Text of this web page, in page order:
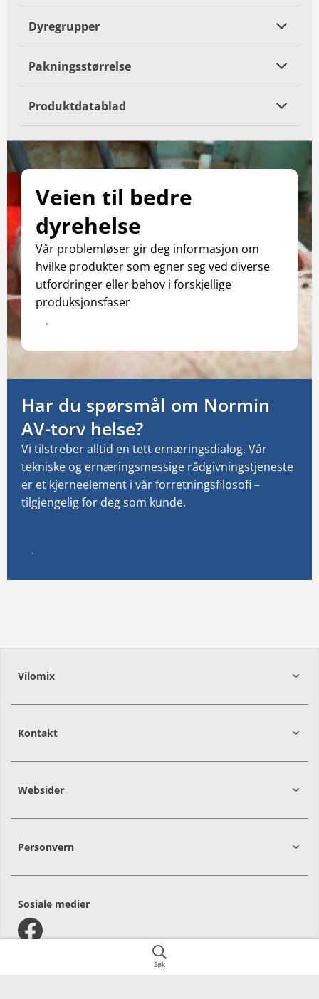
Søk
Dyregrupper
Pakningsstørrelse
Produktdatablad
Veien til bedre
dyrehelse
Vår problemløser gir deg informasjon om
hvilke produkter som egner seg ved diverse
utfordringer eller behov i forskjellige
produksjonsfaser
Download katalogen
Har du spørsmål om Normin
AV-torv helse?
Vi tilstreber alltid en tett ernæringsdialog. Vår
tekniske og ernæringsmessige rådgivningstjeneste
er et kjerneelement i vår forretningsfilosofi –
tilgjengelig for deg som kunde.
Finn kontaktinformasjon
Vilomix
Kontakt
Websider
Personvern
Sosiale medier